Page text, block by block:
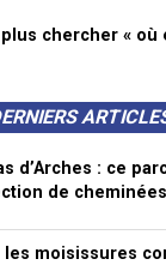
chercher « où
d’Arches : ce
de
moisissures